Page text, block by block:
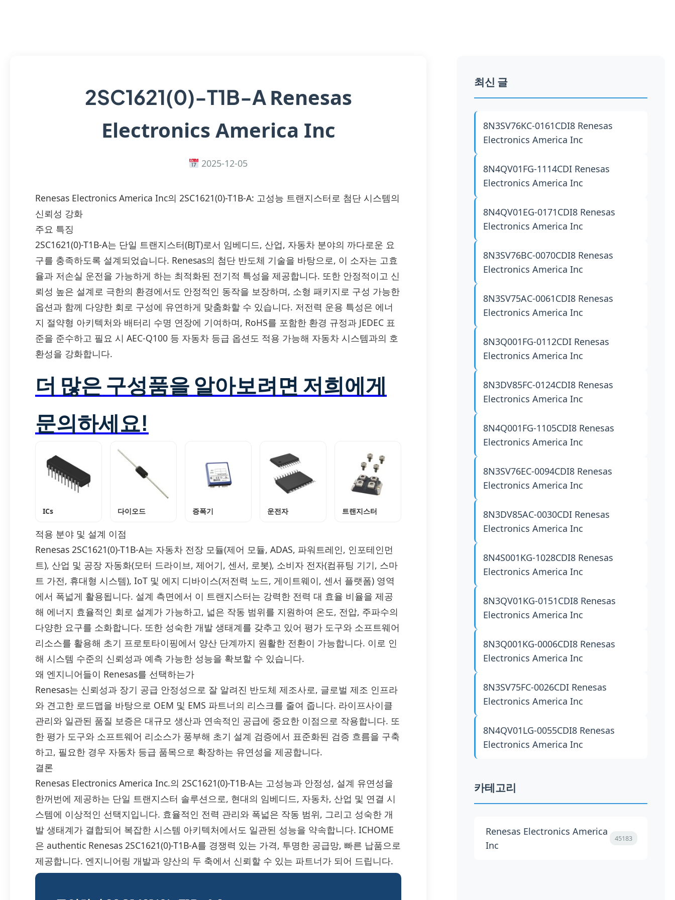
2SC1621(0)-T1B-ARenesas
Electronics America Inc
2025-12-05
Renesas Electronics America Inc의 2SC1621(0)-T1B-A: 고성능 트랜지스터로 첨단 시스템의
신뢰성 강화
주요 특징
2SC1621(0)-T1B-A는 단일 트랜지스터(BJT)로서 임베디드, 산업, 자동차 분야의 까다로운 요
구를 충족하도록 설계되었습니다. Renesas의 첨단 반도체 기술을 바탕으로, 이 소자는 고효
율과 저손실 운전을 가능하게 하는 최적화된 전기적 특성을 제공합니다. 또한 안정적이고 신
뢰성 높은 설계로 극한의 환경에서도 안정적인 동작을 보장하며, 소형 패키지로 구성 가능한
옵션과 함께 다양한 회로 구성에 유연하게 맞춤화할 수 있습니다. 저전력 운용 특성은 에너
지 절약형 아키텍처와 배터리 수명 연장에 기여하며, RoHS를 포함한 환경 규정과 JEDEC 표
준을 준수하고 필요 시 AEC-Q100 등 자동차 등급 옵션도 적용 가능해 자동차 시스템과의 호
환성을 강화합니다.
더 많은 구성품을 알아보려면 저희에게
문의하세요!
ICs 다이오드 증폭기 운전자 트랜지스터
적용 분야 및 설계 이점
Renesas 2SC1621(0)-T1B-A는 자동차 전장 모듈(제어 모듈, ADAS, 파워트레인, 인포테인먼
트), 산업 및 공장 자동화(모터 드라이브, 제어기, 센서, 로봇), 소비자 전자(컴퓨팅 기기, 스마
트 가전, 휴대형 시스템), IoT 및 에지 디바이스(저전력 노드, 게이트웨이, 센서 플랫폼) 영역
에서 폭넓게 활용됩니다. 설계 측면에서 이 트랜지스터는 강력한 전력 대 효율 비율을 제공
해 에너지 효율적인 회로 설계가 가능하고, 넓은 작동 범위를 지원하여 온도, 전압, 주파수의
다양한 요구를 소화합니다. 또한 성숙한 개발 생태계를 갖추고 있어 평가 도구와 소프트웨어
리소스를 활용해 초기 프로토타이핑에서 양산 단계까지 원활한 전환이 가능합니다. 이로 인
해 시스템 수준의 신뢰성과 예측 가능한 성능을 확보할 수 있습니다.
왜 엔지니어들이 Renesas를 선택하는가
Renesas는 신뢰성과 장기 공급 안정성으로 잘 알려진 반도체 제조사로, 글로벌 제조 인프라
와 견고한 로드맵을 바탕으로 OEM 및 EMS 파트너의 리스크를 줄여 줍니다. 라이프사이클
관리와 일관된 품질 보증은 대규모 생산과 연속적인 공급에 중요한 이점으로 작용합니다. 또
한 평가 도구와 소프트웨어 리소스가 풍부해 초기 설계 검증에서 표준화된 검증 흐름을 구축
하고, 필요한 경우 자동차 등급 품목으로 확장하는 유연성을 제공합니다.
결론
Renesas Electronics America Inc.의 2SC1621(0)-T1B-A는 고성능과 안정성, 설계 유연성을
한꺼번에 제공하는 단일 트랜지스터 솔루션으로, 현대의 임베디드, 자동차, 산업 및 연결 시
스템에 이상적인 선택지입니다. 효율적인 전력 관리와 폭넓은 작동 범위, 그리고 성숙한 개
발 생태계가 결합되어 복잡한 시스템 아키텍처에서도 일관된 성능을 약속합니다. ICHOME
은 authentic Renesas 2SC1621(0)-T1B-A를 경쟁력 있는 가격, 투명한 공급망, 빠른 납품으로
제공합니다. 엔지니어링 개발과 양산의 두 축에서 신뢰할 수 있는 파트너가 되어 드립니다.
최신 글
8N3SV76KC-0161CDI8 Renesas
Electronics America Inc
8N4QV01FG-1114CDI Renesas
Electronics America Inc
8N4QV01EG-0171CDI8 Renesas
Electronics America Inc
8N3SV76BC-0070CDI8 Renesas
Electronics America Inc
8N3SV75AC-0061CDI8 Renesas
Electronics America Inc
8N3Q001FG-0112CDI Renesas
Electronics America Inc
8N3DV85FC-0124CDI8 Renesas
Electronics America Inc
8N4Q001FG-1105CDI8 Renesas
Electronics America Inc
8N3SV76EC-0094CDI8 Renesas
Electronics America Inc
8N3DV85AC-0030CDI Renesas
Electronics America Inc
8N4S001KG-1028CDI8 Renesas
Electronics America Inc
8N3QV01KG-0151CDI8 Renesas
Electronics America Inc
8N3Q001KG-0006CDI8 Renesas
Electronics America Inc
8N3SV75FC-0026CDI Renesas
Electronics America Inc
8N4QV01LG-0055CDI8 Renesas
Electronics America Inc
카테고리
Renesas Electronics America
Inc
45183